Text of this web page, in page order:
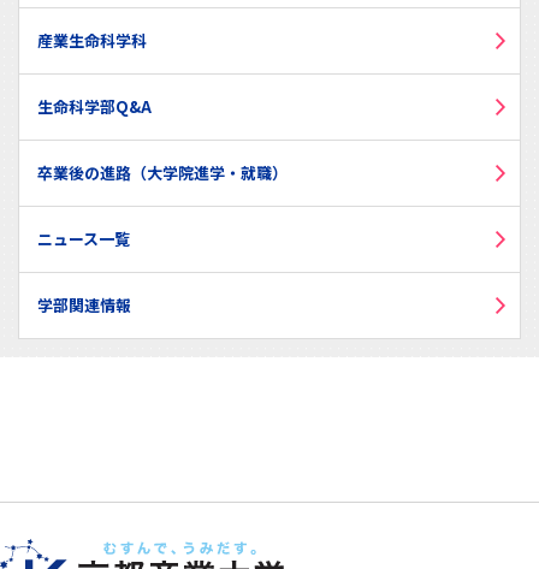
産業生命科学科
生命科学部Q&A
卒業後の進路（大学院進学・就職）
ニュース一覧
学部関連情報